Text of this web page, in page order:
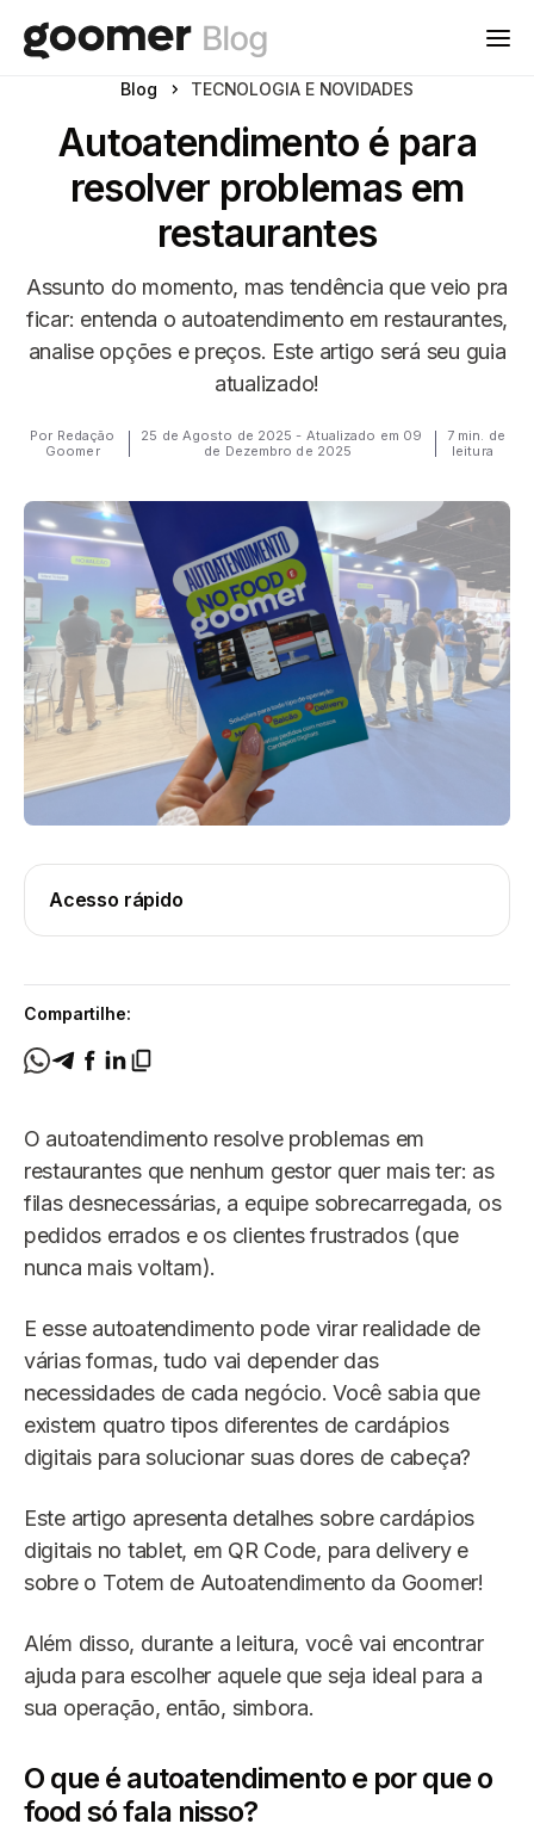
Blog TECNOLOGIA E NOVIDADES
Autoatendimento é para
resolver problemas em
restaurantes
Assunto do momento, mas tendência que veio pra
ficar: entenda o autoatendimento em restaurantes,
analise opções e preços. Este artigo será seu guia
atualizado!
Por Redação
Goomer
25 de Agosto de 2025 - Atualizado em 09
de Dezembro de 2025
7 min. de
leitura
Acesso rápido
Compartilhe:
O autoatendimento resolve problemas em
restaurantes que nenhum gestor quer mais ter: as
filas desnecessárias, a equipe sobrecarregada, os
pedidos errados e os clientes frustrados (que
nunca mais voltam).
E esse autoatendimento pode virar realidade de
várias formas, tudo vai depender das
necessidades de cada negócio. Você sabia que
existem quatro tipos diferentes de cardápios
digitais para solucionar suas dores de cabeça?
Este artigo apresenta detalhes sobre cardápios
digitais no tablet, em QR Code, para delivery e
sobre o Totem de Autoatendimento da Goomer!
Além disso, durante a leitura, você vai encontrar
ajuda para escolher aquele que seja ideal para a
sua operação, então, simbora.
O que é autoatendimento e por que o
food só fala nisso?